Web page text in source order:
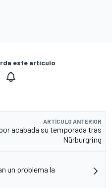
este artículo
ARTÍCULO ANTERIOR
acabada su temporada tras
Nürburgring
un problema la